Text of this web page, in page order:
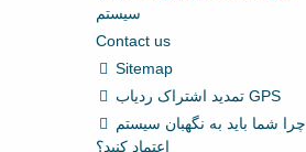
سیستم
Contact us
Sitemap
تمدید اشتراک ردیاب GPS
چرا شما باید به نگهبان سیستم
اعتماد کنید؟